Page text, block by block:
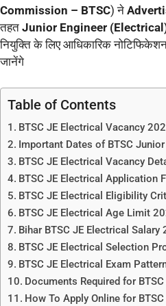
Commission – BTSC) ने
तहत Junior Engineer
नियुक्ति के लिए आधिकारिक
जानेंगे
Table of Contents
BTSC JE Electrical Vacancy
Important Dates of BTSC
BTSC JE Electrical Vacancy
BTSC JE Electrical Application
BTSC JE Electrical Eligibility
BTSC JE Electrical Age Limit
Bihar BTSC JE Electrical Salary
BTSC JE Electrical Selection
BTSC JE Electrical Exam
Documents Required for
How To Apply Online for